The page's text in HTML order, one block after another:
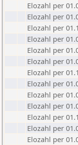
Elozahl per
Elozahl per
Elozahl per
Elozahl per
Elozahl per
Elozahl per
Elozahl per
Elozahl per
Elozahl per
Elozahl per
Elozahl per
Elozahl per
Elozahl per